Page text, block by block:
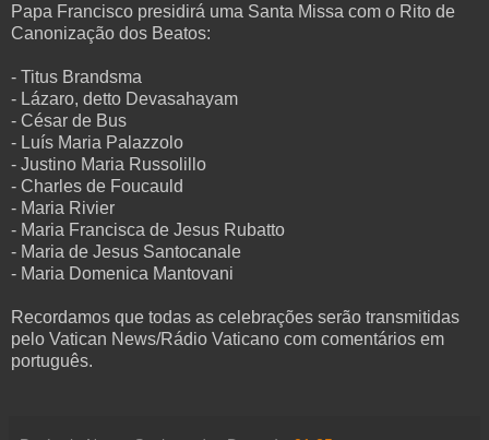
Papa Francisco presidirá uma Santa Missa com o Rito de
Canonização dos Beatos:
- Titus Brandsma
- Lázaro, detto Devasahayam
- César de Bus
- Luís Maria Palazzolo
- Justino Maria Russolillo
- Charles de Foucauld
- Maria Rivier
- Maria Francisca de Jesus Rubatto
- Maria de Jesus Santocanale
- Maria Domenica Mantovani
Recordamos que todas as celebrações serão transmitidas
pelo Vatican News/Rádio Vaticano com comentários em
português.